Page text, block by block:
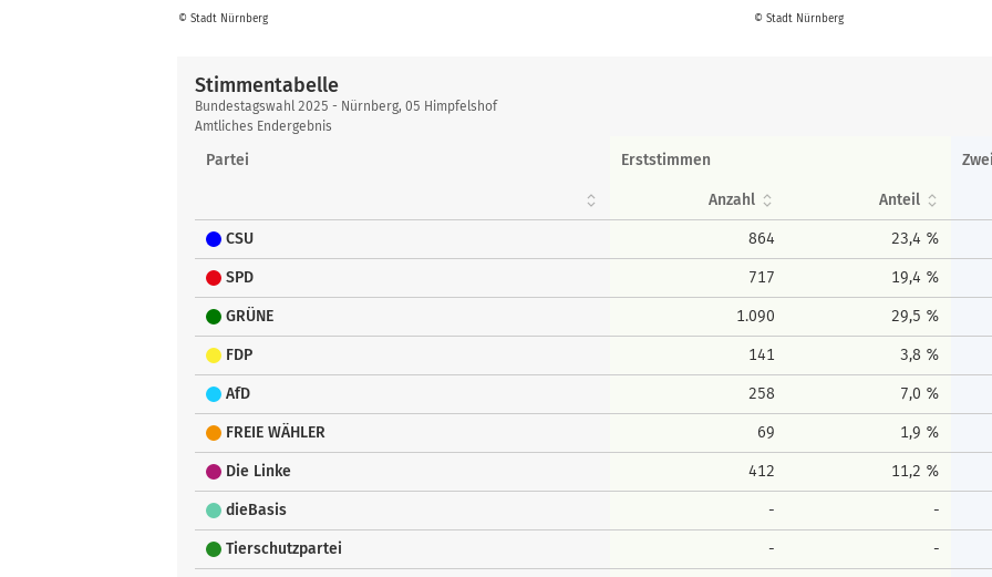
© Stadt Nürnberg © Stadt Nürnberg
Stimmentabelle
Stimmentabelle
Bundestagswahl 2025 - Nürnberg, 05 Himpfelshof
Amtliches Endergebnis
Partei Erststimmen
Anzahl Anteil
CSU 864 23,4 %
SPD 717 19,4 %
GRÜNE 1.090 29,5 %
FDP 141 3,8 %
AfD 258 7,0 %
FREIE WÄHLER 69 1,9 %
Die Linke 412 11,2 %
dieBasis - -
Tierschutzpartei - -